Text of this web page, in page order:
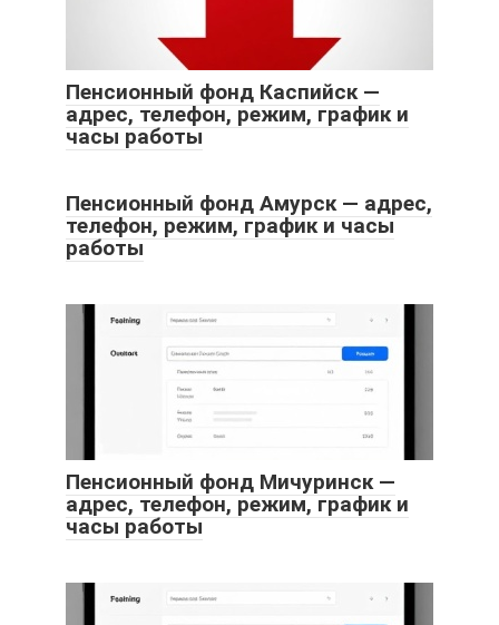
Пенсионный фонд Каспийск —
адрес, телефон, режим, график и
часы работы
Пенсионный фонд Амурск — адрес,
телефон, режим, график и часы
работы
Пенсионный фонд Мичуринск —
адрес, телефон, режим, график и
часы работы